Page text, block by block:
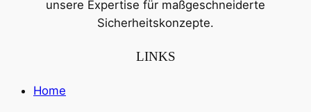
unsere Expertise für maßgeschneiderte
Sicherheitskonzepte.
LINKS
Home